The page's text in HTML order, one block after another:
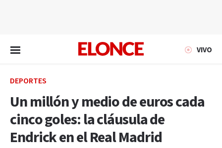
VIVO
DEPORTES
Un millón y medio de euros cada
cinco goles: la cláusula de
Endrick en el Real Madrid